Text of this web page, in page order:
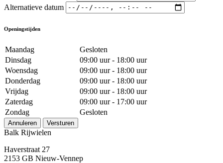
Alternatieve datum
Openingstijden
Maandag
Gesloten
Dinsdag
09:00 uur - 18:00 uur
Woensdag
09:00 uur - 18:00 uur
Donderdag
09:00 uur - 18:00 uur
Vrijdag
09:00 uur - 18:00 uur
Zaterdag
09:00 uur - 17:00 uur
Zondag
Gesloten
Annuleren Versturen
Balk Rijwielen
Haverstraat 27
2153 GB Nieuw-Vennep